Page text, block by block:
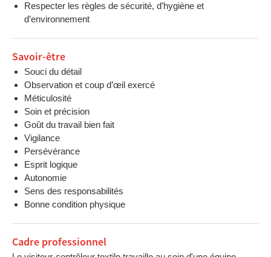
Respecter les règles de sécurité, d’hygiène et
d’environnement
Savoir-être
Souci du détail
Observation et coup d’œil exercé
Méticulosité
Soin et précision
Goût du travail bien fait
Vigilance
Persévérance
Esprit logique
Autonomie
Sens des responsabilités
Bonne condition physique
Cadre professionnel